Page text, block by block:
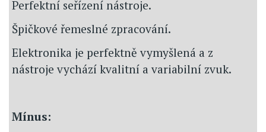
Perfektní seřízení nástroje.
Špičkové řemeslné zpracování.
Elektronika je perfektně vymyšlená a z
nástroje vychází kvalitní a variabilní zvuk.
Mínus: